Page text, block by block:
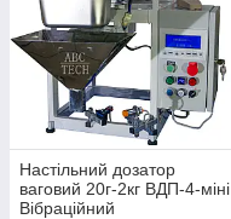
Настільний дозатор
ваговий 20г-2кг ВДП-4-міні
Вібраційний